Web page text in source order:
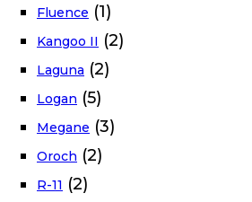
Fluence (1)
Kangoo II (2)
Laguna (2)
Logan (5)
Megane (3)
Oroch (2)
R-11 (2)